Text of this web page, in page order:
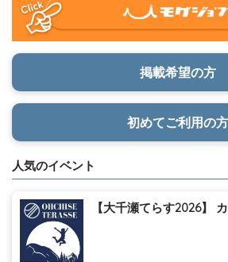
掲載希望の方
初めてご利用の方
人気のイベント
【大千瀬てらす2026】